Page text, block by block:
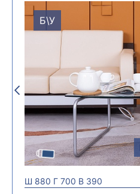
Б\У
Ш 880 Г 700 В 390